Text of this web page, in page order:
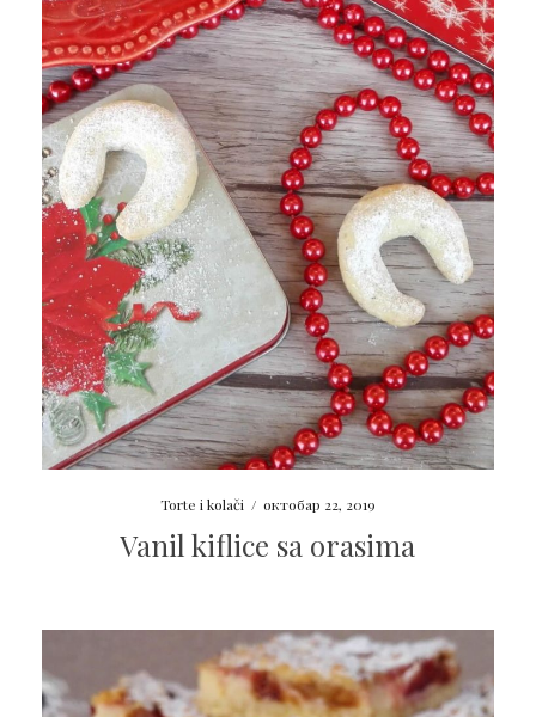
Torte i kolači / октобар 22, 2019
Vanil kiflice sa orasima